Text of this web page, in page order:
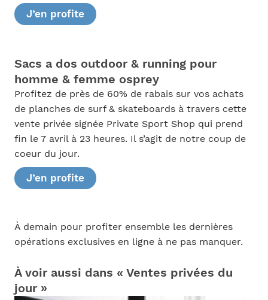
J’en profite
Sacs a dos outdoor & running pour
homme & femme osprey
Profitez de près de 60% de rabais sur vos achats
de planches de surf & skateboards à travers cette
vente privée signée Private Sport Shop qui prend
fin le 7 avril à 23 heures. Il s’agit de notre coup de
coeur du jour.
J’en profite
À demain pour profiter ensemble les dernières
opérations exclusives en ligne à ne pas manquer.
À voir aussi dans « Ventes privées du
jour »